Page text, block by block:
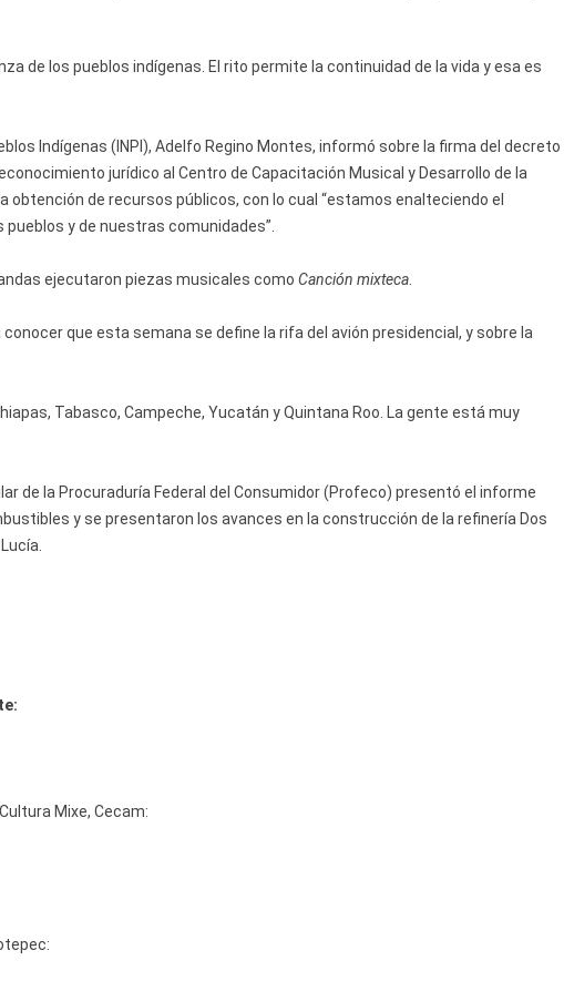
de los pueblos indígenas. El rito permite la continuidad de la vida y esa es
Indígenas (INPI), Adelfo Regino Montes, informó sobre la firma del decreto
jurídico al Centro de Capacitación Musical y Desarrollo de la
obtención de recursos públicos, con lo cual “estamos enalteciendo el
y de nuestras comunidades”.
ejecutaron piezas musicales como Canción mixteca
que esta semana se define la rifa del avión presidencial, y sobre la
Tabasco, Campeche, Yucatán y Quintana Roo. La gente está muy
de la Procuraduría Federal del Consumidor (Profeco) presentó el informe
y se presentaron los avances en la construcción de la refinería Dos
Mixe, Cecam: